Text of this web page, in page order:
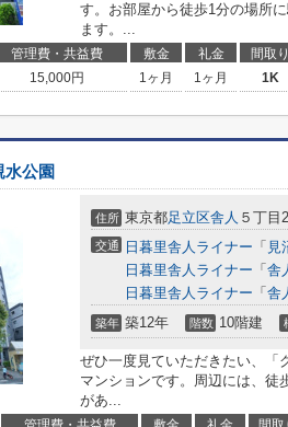
す。お部屋から徒歩1分の場所
ます。...
管理費・共益費 敷金 礼金 間取り
15,000円 1ヶ月 1ヶ月 1K
水公園
住所 東京都足立区舎人 ５丁目
交通 日暮里舎人ライナー 「 見
日暮里舎人ライナー 「 舎
日暮里舎人ライナー 「 舎
築年 築12年 階数 10階建
ぜひ一度見ていただきたい、「
マンションです。周辺には、徒
があ...